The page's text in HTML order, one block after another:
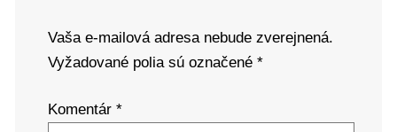
Vaša e-mailová adresa nebude zverejnená.
Vyžadované polia sú označené *
Komentár *